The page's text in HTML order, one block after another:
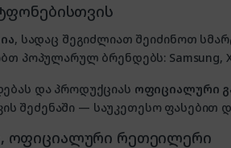
, სადაც შეგიძლიათ შეიძინოთ
პოპულარულ ბრენდებს: Samsung,
და პროდუქციას ოფიციალური
შეძენაში — საუკეთესო ფასებით
ოფიციალური რეთეილერი